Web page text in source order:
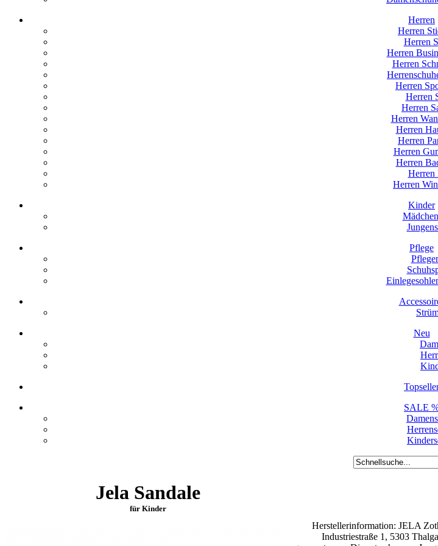
Herren
Herren
Herren
Herren
Herren
Herren
Herren
Herren
Herren
Herren
Herren
Herren
Herren
Herren
Herren
Kinder
Pflege
Neu
SALE
Jela Sandale
für Kinder
Herstellerinformation: JELA
Industriestraße 1, 5303